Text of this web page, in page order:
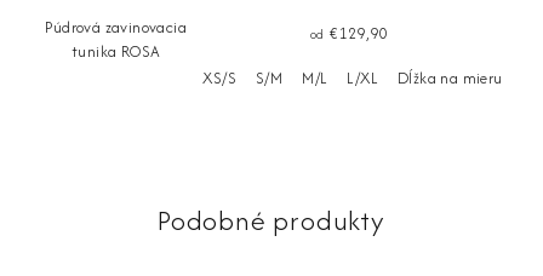
Púdrová zavinovacia
tunika ROSA
od €129,90
XS/S
S/M M/L L/XL Dĺžka na mieru
Podobné produkty